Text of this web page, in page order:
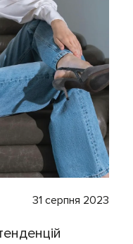
31 серпня 2023